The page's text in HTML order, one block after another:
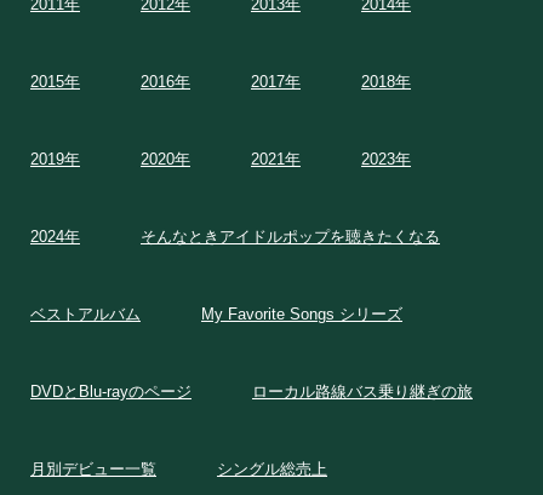
2011年 2012年 2013年 2014年
2015年 2016年 2017年 2018年
2019年 2020年 2021年 2023年
2024年 そんなときアイドルポップを聴きたくなる
ベストアルバム My Favorite Songs シリーズ
DVDとBlu-rayのページ ローカル路線バス乗り継ぎの旅
月別デビュー一覧 シングル総売上